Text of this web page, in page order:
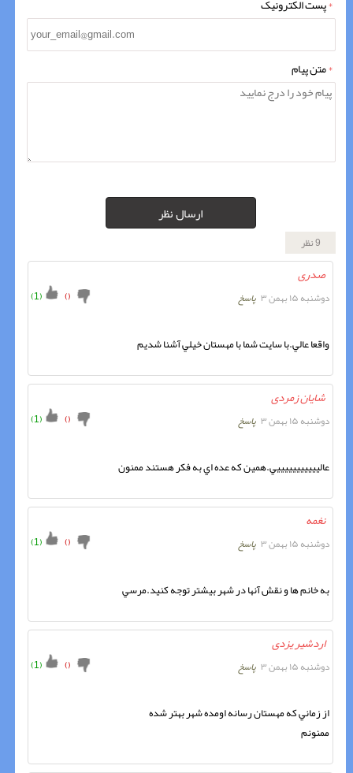
*پست الکترونیک
*متن پیام
ارسال نظر
9 نظر
صدری
دوشنبه ۱۵ بهمن ۳ پاسخ (
1
) (
)
واقعا عالي.با سايت شما با مهستان خيلي آشنا شديم
شایان زمردی
دوشنبه ۱۵ بهمن ۳ پاسخ (
1
) (
)
عاليييييييييييي.همين که عده اي به فکر هستند ممنون
نغمه
دوشنبه ۱۵ بهمن ۳ پاسخ (
1
) (
)
به خانم ها و نقش آنها در شهر بيشتر توجه کنيد.مرسي
اردشیر یزدی
دوشنبه ۱۵ بهمن ۳ پاسخ (
1
) (
)
از زماني که مهستان رسانه اومده شهر بهتر شده
ممنونم